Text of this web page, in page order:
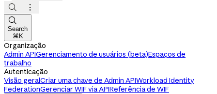



Search
⌘K
Organização
Admin APIGerenciamento de usuários (beta)Espaços de
trabalho
Autenticação
Visão geralCriar uma chave de Admin APIWorkload Identity
FederationGerenciar WIF via APIReferência de WIF